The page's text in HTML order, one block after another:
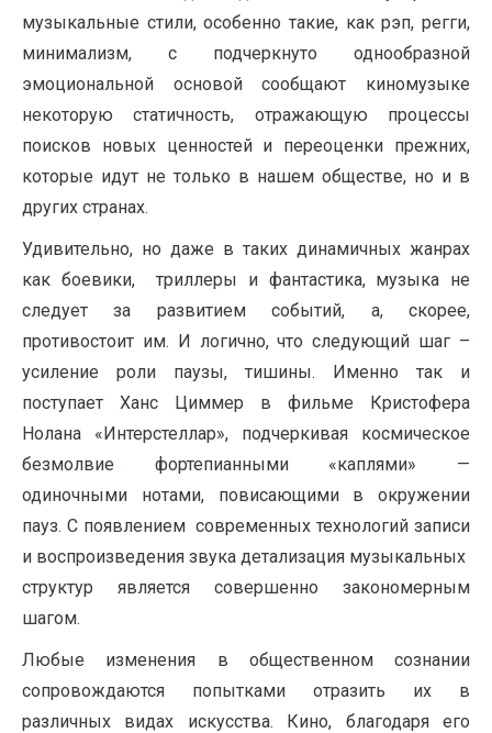
музыкальные стили, особенно такие, как рэп, регги,
минимализм, с подчеркнуто однообразной
эмоциональной основой сообщают киномузыке
некоторую статичность, отражающую процессы
поисков новых ценностей и переоценки прежних,
которые идут не только в нашем обществе, но и в
других странах.
Удивительно, но даже в таких динамичных жанрах
как боевики, триллеры и фантастика, музыка не
следует за развитием событий, а, скорее,
противостоит им. И логично, что следующий шаг –
усиление роли паузы, тишины. Именно так и
поступает Ханс Циммер в фильме Кристофера
Нолана «Интерстеллар», подчеркивая космическое
безмолвие фортепианными «каплями» —
одиночными нотами, повисающими в окружении
пауз. С появлением современных технологий записи
и воспроизведения звука детализация музыкальных
структур является совершенно закономерным
шагом.
Любые изменения в общественном сознании
сопровождаются попытками отразить их в
различных видах искусства. Кино, благодаря его